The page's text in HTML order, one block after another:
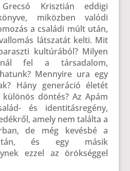
Krisztián eddigi
miközben valódi
a családi múlt után,
látszatát kelti. Mit
kultúrából? Milyen
fel a társadalom,
Mennyire ura egy
Hány generáció életét
döntés? Az Apám
és identitásregény,
amely nem találta a
de még kevésbé a
után, és egy másik
ezzel az örökséggel